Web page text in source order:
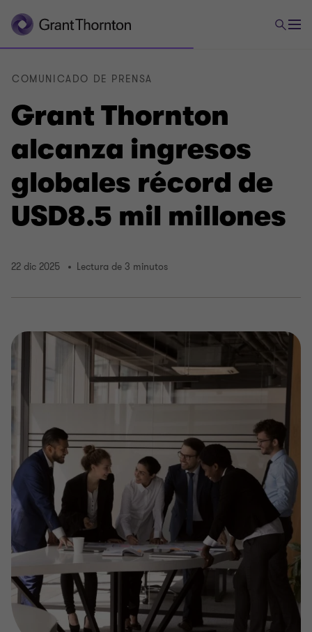
Grant Thornton
alcanza ingresos
globales récord de
USD8.5 mil millones
COMUNICADO DE PRENSA
22 dic 2025 Lectura de 3 minutos